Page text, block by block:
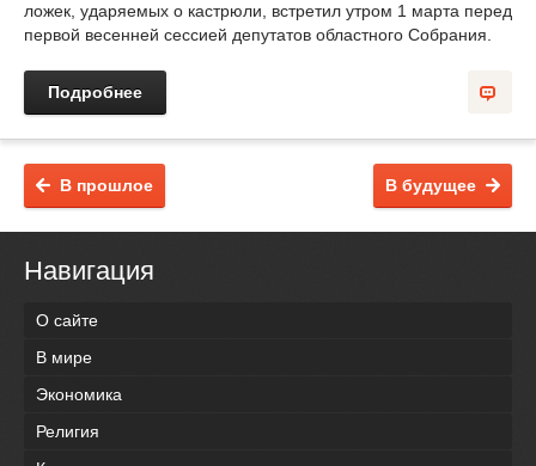
ложек, ударяемых о кастрюли, встретил утром 1 марта перед
первой весенней сессией депутатов областного Собрания.
Подробнее
В будущее
В прошлое
Навигация
О сайте
В мире
Экономика
Религия